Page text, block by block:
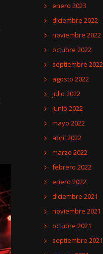
enero 2023
diciembre 2022
noviembre 2022
octubre 2022
septiembre 2022
agosto 2022
julio 2022
junio 2022
mayo 2022
abril 2022
marzo 2022
febrero 2022
enero 2022
diciembre 2021
noviembre 2021
octubre 2021
septiembre 2021